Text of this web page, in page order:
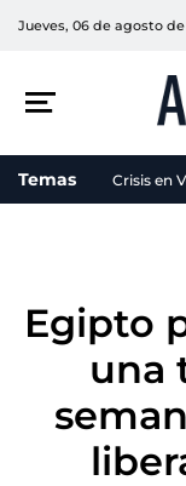
Jueves, 06 de agosto de
Temas Crisis en
Egipto
una